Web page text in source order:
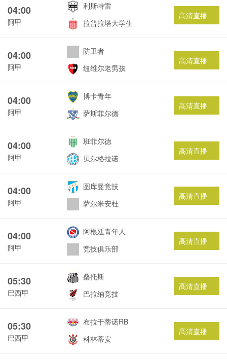
04:00
阿甲
利斯特雷
拉普拉塔大学生
高清直播
04:00
阿甲
防卫者
纽维尔老男孩
高清直播
04:00
阿甲
博卡青年
萨斯菲尔德
高清直播
04:00
阿甲
班菲尔德
贝尔格拉诺
高清直播
04:00
阿甲
图库曼竞技
萨尔米安杜
高清直播
04:00
阿甲
阿根廷青年人
竞技俱乐部
高清直播
05:30
巴西甲
桑托斯
巴拉纳竞技
高清直播
05:30
巴西甲
布拉干蒂诺RB
科林蒂安
高清直播